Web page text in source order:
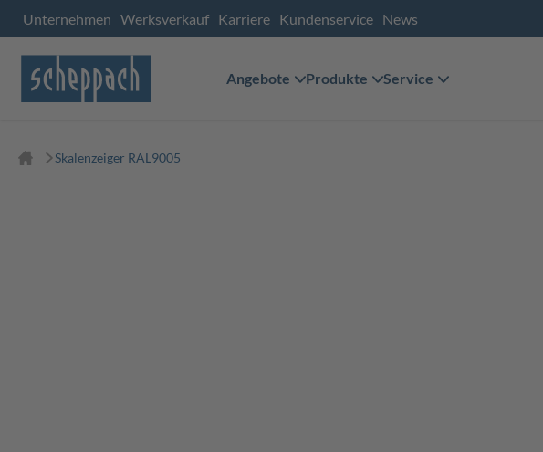
Unternehmen Werksverkauf Karriere Kundenservice News
Angebote Produkte Service
Skalenzeiger RAL9005